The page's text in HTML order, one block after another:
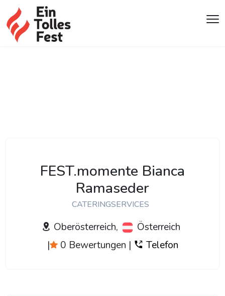
FEST.momente Bianca
Ramaseder
CATERINGSERVICES
Oberösterreich,
Österreich
|
0 Bewertungen | Telefon